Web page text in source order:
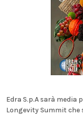
Edra S.p.A sarà media
Longevity Summit che